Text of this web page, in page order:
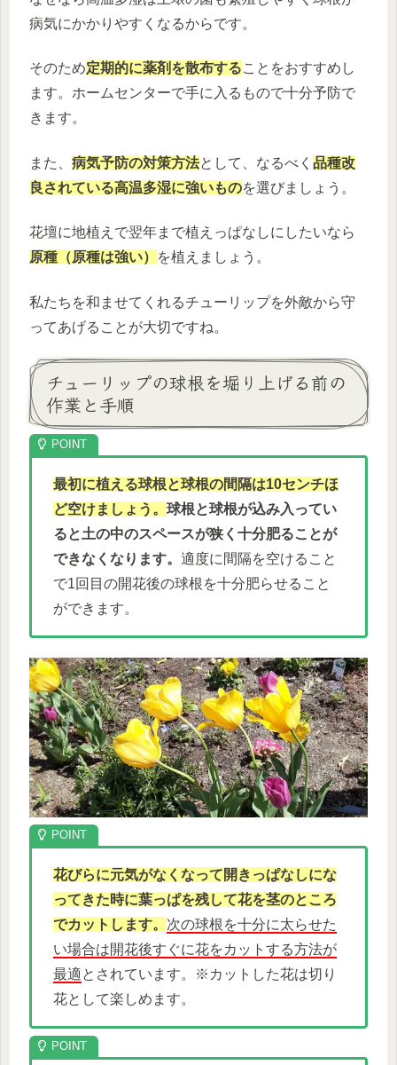
病気にかかりやすくなるからです。
そのため定期的に薬剤を散布することをおすすめし
ます。ホームセンターで手に入るもので十分予防で
きます。
また、 病気予防の対策方法として、なるべく 品種改
良されている高温多湿に強いものを選びましょう。
花壇に地植えで翌年まで植えっぱなしにしたいなら
原種（原種は強い）
を植えましょう。
私たちを和ませてくれるチューリップを外敵から守
ってあげることが大切ですね。
チューリップの球根を堀り上げる前の
作業と手順
最初に植える球根と球根の間隔は10センチほ
ど空けましょう。 球根と球根が込み入ってい
ると土の中のスペースが狭く十分肥ることが
できなくなります。 適度に間隔を空けること
で1回目の開花後の球根を十分肥らせること
ができます。
花びらに元気がなくなって開きっぱなしにな
ってきた時に葉っぱを残して花を茎のところ
でカットします。 次の球根を十分に太らせた
い場合は開花後すぐに花をカットする方法が
最適とされています。※カットした花は切り
花として楽しめます。